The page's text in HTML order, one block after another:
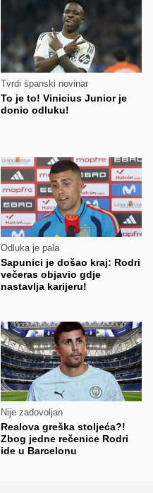
Tvrdi španski novinar
To je to! Vinicius Junior je
donio odluku!
Odluka je pala
Sapunici je došao kraj: Rodri
večeras objavio gdje
nastavlja karijeru!
Nije zadovoljan
Realova greška stoljeća?!
Zbog jedne rečenice Rodri
ide u Barcelonu